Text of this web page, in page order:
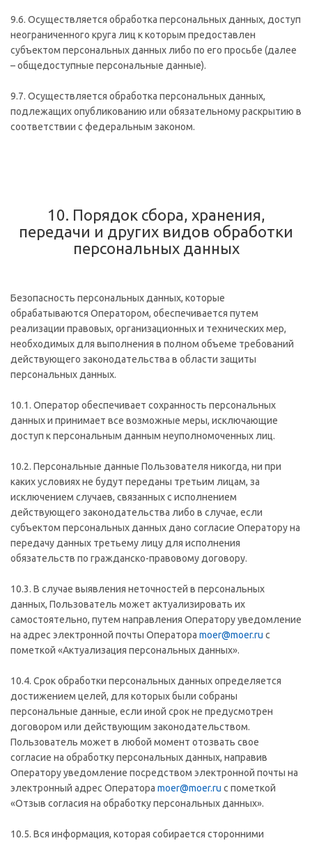
9.6. Осуществляется обработка персональных данных, доступ
неограниченного круга лиц к которым предоставлен
субъектом персональных данных либо по его просьбе (далее
– общедоступные персональные данные).
9.7. Осуществляется обработка персональных данных,
подлежащих опубликованию или обязательному раскрытию в
соответствии с федеральным законом.
10. Порядок сбора, хранения,
передачи и других видов обработки
персональных данных
Безопасность персональных данных, которые
обрабатываются Оператором, обеспечивается путем
реализации правовых, организационных и технических мер,
необходимых для выполнения в полном объеме требований
действующего законодательства в области защиты
персональных данных.
10.1. Оператор обеспечивает сохранность персональных
данных и принимает все возможные меры, исключающие
доступ к персональным данным неуполномоченных лиц.
10.2. Персональные данные Пользователя никогда, ни при
каких условиях не будут переданы третьим лицам, за
исключением случаев, связанных с исполнением
действующего законодательства либо в случае, если
субъектом персональных данных дано согласие Оператору на
передачу данных третьему лицу для исполнения
обязательств по гражданско-правовому договору.
10.3. В случае выявления неточностей в персональных
данных, Пользователь может актуализировать их
самостоятельно, путем направления Оператору уведомление
на адрес электронной почты Оператора moer@moer.ru с
пометкой «Актуализация персональных данных».
10.4. Срок обработки персональных данных определяется
достижением целей, для которых были собраны
персональные данные, если иной срок не предусмотрен
договором или действующим законодательством.
Пользователь может в любой момент отозвать свое
согласие на обработку персональных данных, направив
Оператору уведомление посредством электронной почты на
электронный адрес Оператора moer@moer.ru с пометкой
«Отзыв согласия на обработку персональных данных».
10.5. Вся информация, которая собирается сторонними